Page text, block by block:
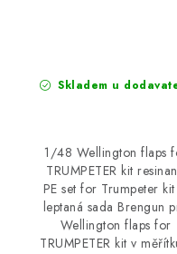
Skladem u
1/48 Wellington flaps
TRUMPETER kit
PE set for Trumpeter
leptaná sada Brengun
Wellington flaps for
TRUMPETER kit v